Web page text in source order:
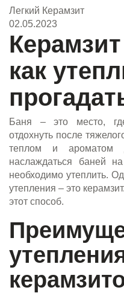
Легкий Керамзит
02.05.2023
как
Баня – это место,
отдохнуть после
теплом и ароматом
наслаждаться баней
необходимо утеплить.
утепления – это
этот способ.